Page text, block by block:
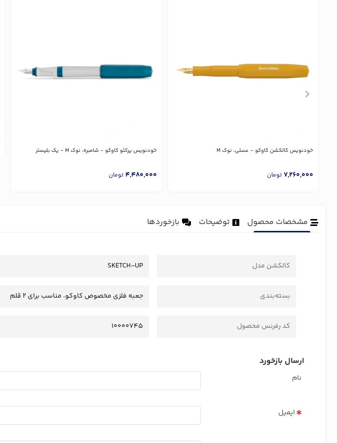
خودنویس کالکشن کاوکو - عسلی، نوک M
7,260,000 تومان
خودنویس پرکئو کاوکو - شامبره، نوک M - پک بلیستر
4,480,000 تومان
مشخصات محصول توضیحات بازخوردها
کالکشن مدل SKETCH-UP
بسته‌بندی جعبه فلزی مخصوص کاوکو، مناسب برای 2 قلم
کد رفرنس محصول 10000745
ارسال بازخورد
نام
ایمیل